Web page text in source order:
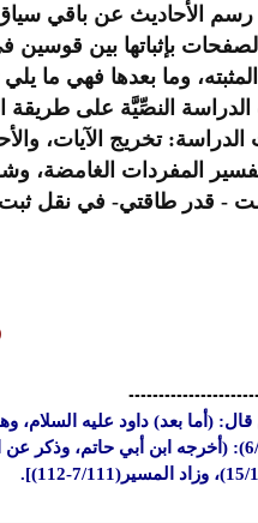
الأحاديث عن باقي سياق
بإثباتها بين
وما بعدها فهي ما
النصِّيَّة على طريقة
تخريج الآيات،
المفردات الغامضة،
- قدر طاقتي- في نقل
قال: (أما بعد) داود عليه